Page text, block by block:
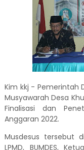
Kim kkj - Pemerintah
Musyawarah Desa
Finalisasi dan
Anggaran 2022.
Musdesus tersebut
LPMD, BUMDES,